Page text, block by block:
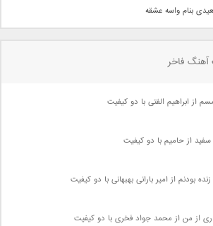
بنام واسه عشقه
آهنگ فاخر
از ابراهیم الفتی با دو کیفیت
سفید از حامیم با دو کیفیت
بودنم از امیر بارانی بهبهانی با دو کیفیت
از من از محمد جواد فخری با دو کیفیت